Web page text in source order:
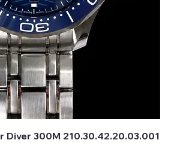
Diver 300M 210.30.42.20.03.001